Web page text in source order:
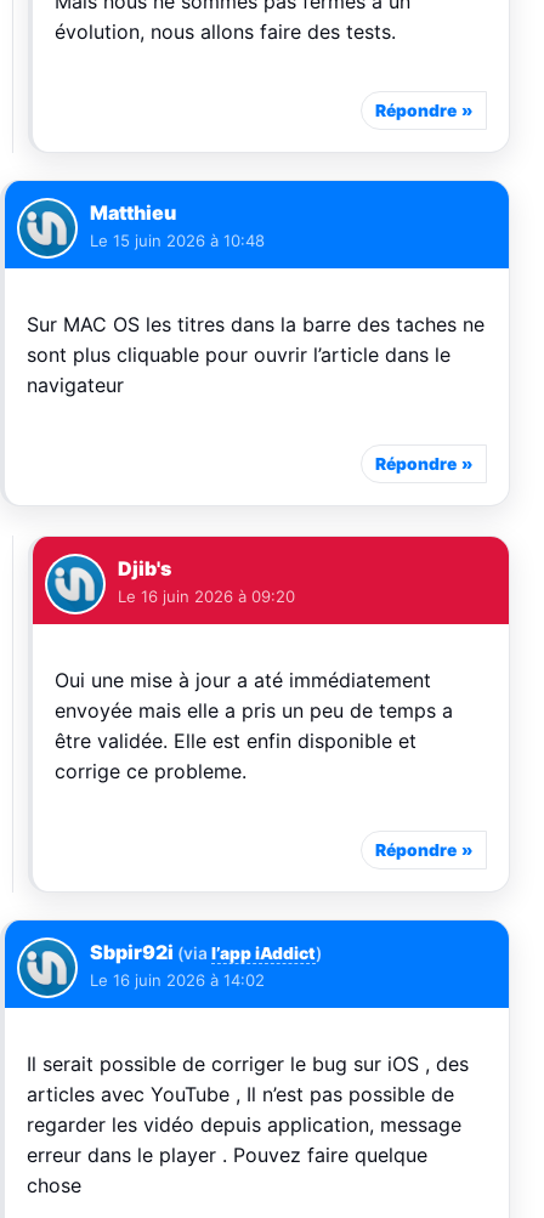
évolution, nous allons faire des tests.
Répondre
Matthieu
Le 15 juin 2026 à 10:48
Sur MAC OS les titres dans la barre des taches ne
sont plus cliquable pour ouvrir l’article dans le
navigateur
Répondre
Djib's
Le 16 juin 2026 à 09:20
Oui une mise à jour a até immédiatement
envoyée mais elle a pris un peu de temps a
être validée. Elle est enfin disponible et
corrige ce probleme.
Répondre
Sbpir92i (via l’app iAddict)
Le 16 juin 2026 à 14:02
Il serait possible de corriger le bug sur iOS , des
articles avec YouTube , Il n’est pas possible de
regarder les vidéo depuis application, message
erreur dans le player . Pouvez faire quelque
chose